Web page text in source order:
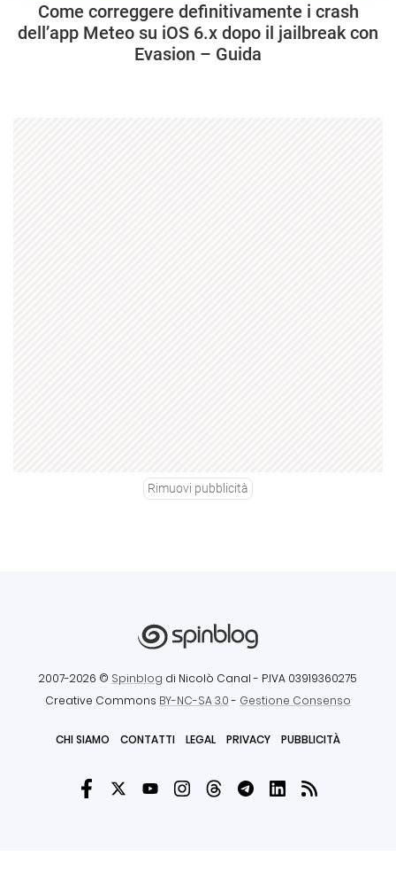
Come correggere definitivamente i crash
dell’app Meteo su iOS 6.x dopo il jailbreak con
Evasion – Guida
Rimuovi pubblicità
2007-2026 © Spinblog di Nicolò Canal - P.IVA 03919360275
Creative Commons BY-NC-SA 3.0- Gestione Consenso
CHI SIAMO CONTATTI LEGAL PRIVACY PUBBLICITÀ